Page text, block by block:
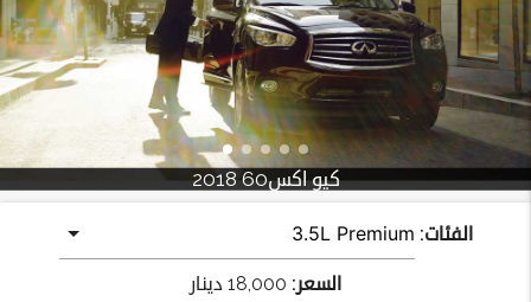
كيو اكس60 2018
الفئات:
السعر: 18,000دينار